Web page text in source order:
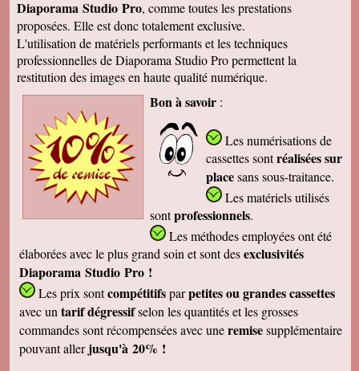
Diaporama Studio Pro, comme toutes les prestations
proposées. Elle est donc totalement exclusive.
L'utilisation de matériels performants et les techniques
professionnelles de Diaporama Studio Pro permettent la
restitution des images en haute qualité numérique.
Bon à savoir :
Les numérisations de
cassettessontréalisées sur
placesans sous-traitance.
Les matériels utilisés
sontprofessionnels.
Les méthodes employéesont été
élaborées avec le plus grand soin et sont desexclusivités
Diaporama Studio Pro !
Les prix sontcompétitifsparpetitesou grandes cassettes
avec un tarif dégressifselon les quantités et les grosses
commandes sont récompensées avec uneremisesupplémentaire
pouvant allerjusqu'à 20% !